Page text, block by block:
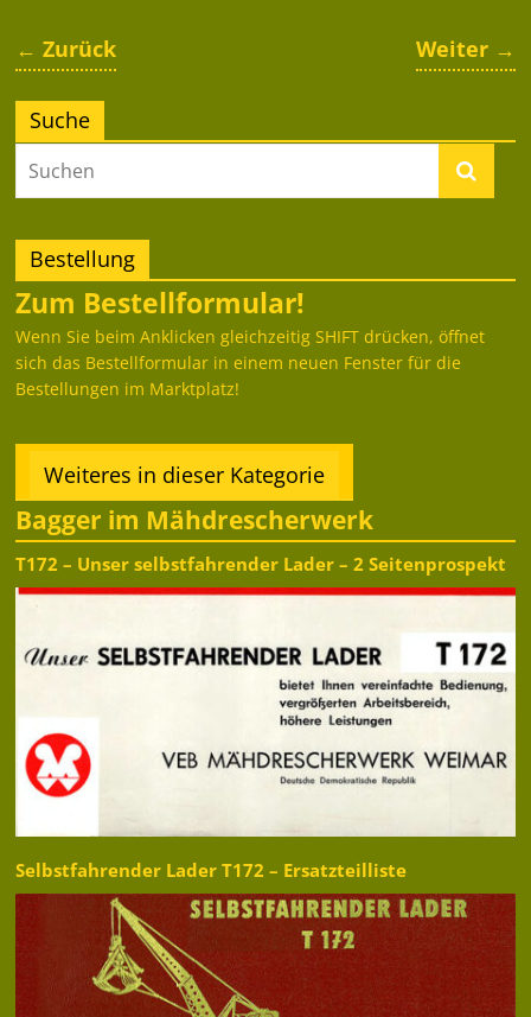
← Zurück Weiter →
Suche
Bestellung
Zum Bestellformular!
Wenn Sie beim Anklicken gleichzeitig SHIFT drücken, öffnet
sich das Bestellformular in einem neuen Fenster für die
Bestellungen im Marktplatz!
Weiteres in dieser Kategorie
Bagger im Mähdrescherwerk
T172 – Unser selbstfahrender Lader – 2 Seitenprospekt
Selbstfahrender Lader T172 – Ersatzteilliste